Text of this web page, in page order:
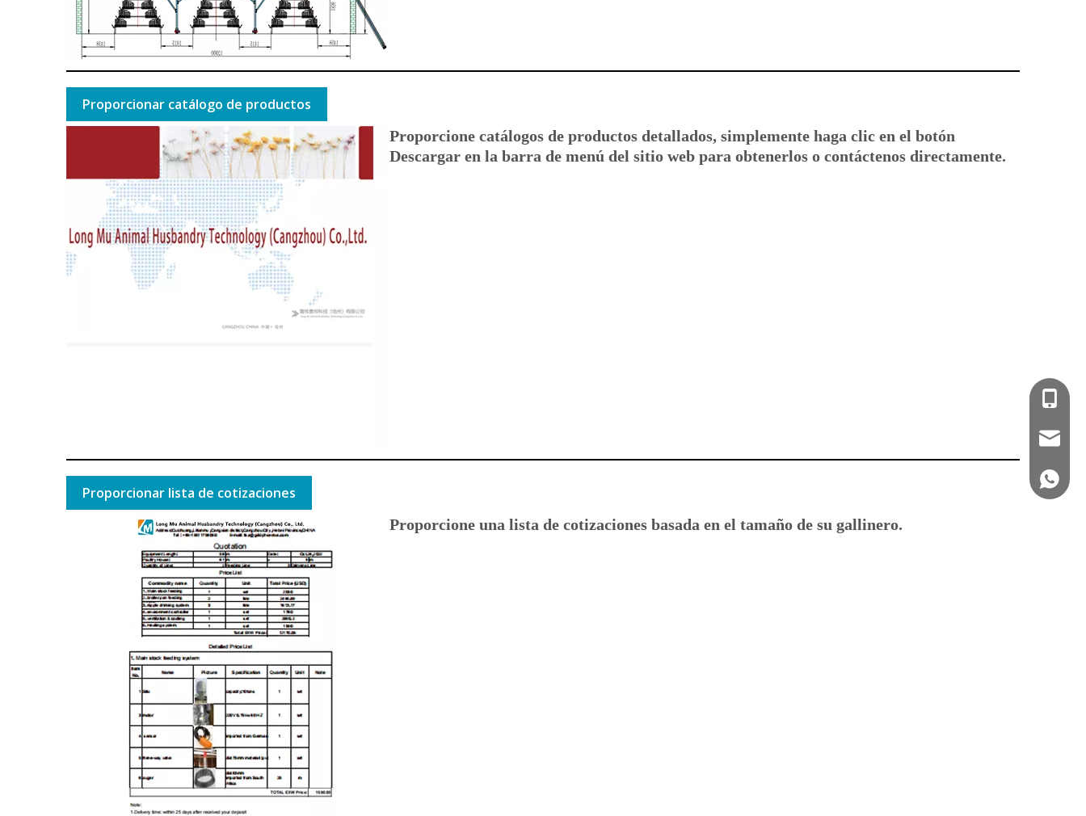
Proporcionar catálogo de productos
Proporcione catálogos de productos detallados, simplemente haga clic en el botón
Descargar en la barra de menú del sitio web para obtenerlos o contáctenos directamente.
Proporcionar lista de cotizaciones
Proporcione una lista de cotizaciones basada en el tamaño de su gallinero.
+86